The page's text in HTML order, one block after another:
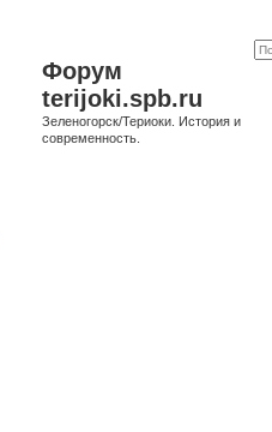
Форум
terijoki.spb.ru
Зеленогорск/Териоки. История и
современность.